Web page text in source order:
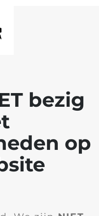
bezig
op